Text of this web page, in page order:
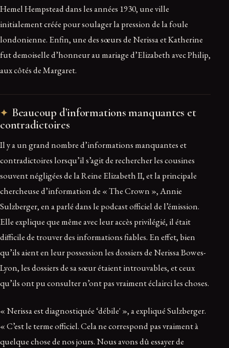
Hemel Hempstead dans les années 1930, une ville
initialement créée pour soulager la pression de la foule
londonienne. Enfin, une des sœurs de Nerissa et Katherine
fut demoiselle d’honneur au mariage d’Elizabeth avec Philip,
aux côtés de Margaret.
Beaucoup d’informations manquantes et
contradictoires
Il y a un grand nombre d’informations manquantes et
contradictoires lorsqu’il s’agit de rechercher les cousines
souvent négligées de la Reine Elizabeth II, et la principale
chercheuse d’information de « The Crown », Annie
Sulzberger, en a parlé dans le podcast officiel de l’émission.
Elle explique que même avec leur accès privilégié, il était
difficile de trouver des informations fiables. En effet, bien
qu’ils aient en leur possession les dossiers de Nerissa Bowes-
Lyon, les dossiers de sa sœur étaient introuvables, et ceux
qu’ils ont pu consulter n’ont pas vraiment éclairci les choses.
« Nerissa est diagnostiquée ‘débile' », a expliqué Sulzberger.
« C’est le terme officiel. Cela ne correspond pas vraiment à
quelque chose de nos jours. Nous avons dû essayer de